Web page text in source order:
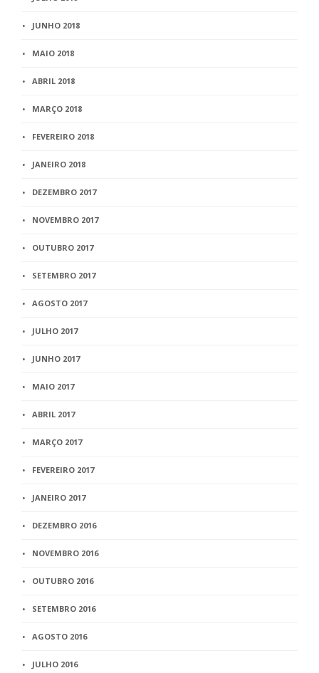
JUNHO 2018
MAIO 2018
ABRIL 2018
MARÇO 2018
FEVEREIRO 2018
JANEIRO 2018
DEZEMBRO 2017
NOVEMBRO 2017
OUTUBRO 2017
SETEMBRO 2017
AGOSTO 2017
JULHO 2017
JUNHO 2017
MAIO 2017
ABRIL 2017
MARÇO 2017
FEVEREIRO 2017
JANEIRO 2017
DEZEMBRO 2016
NOVEMBRO 2016
OUTUBRO 2016
SETEMBRO 2016
AGOSTO 2016
JULHO 2016